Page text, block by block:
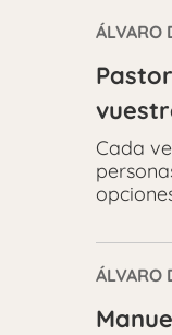
ÁLVARO
Cada
ÁLVARO